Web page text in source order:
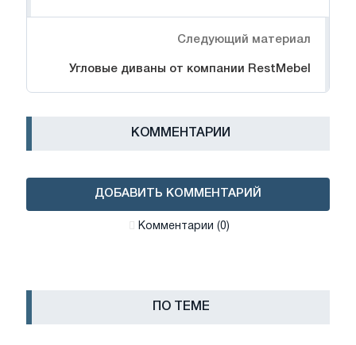
Следующий материал
Угловые диваны от компании RestMebel
КОММЕНТАРИИ
ДОБАВИТЬ КОММЕНТАРИЙ
Комментарии (0)
ПО ТЕМЕ